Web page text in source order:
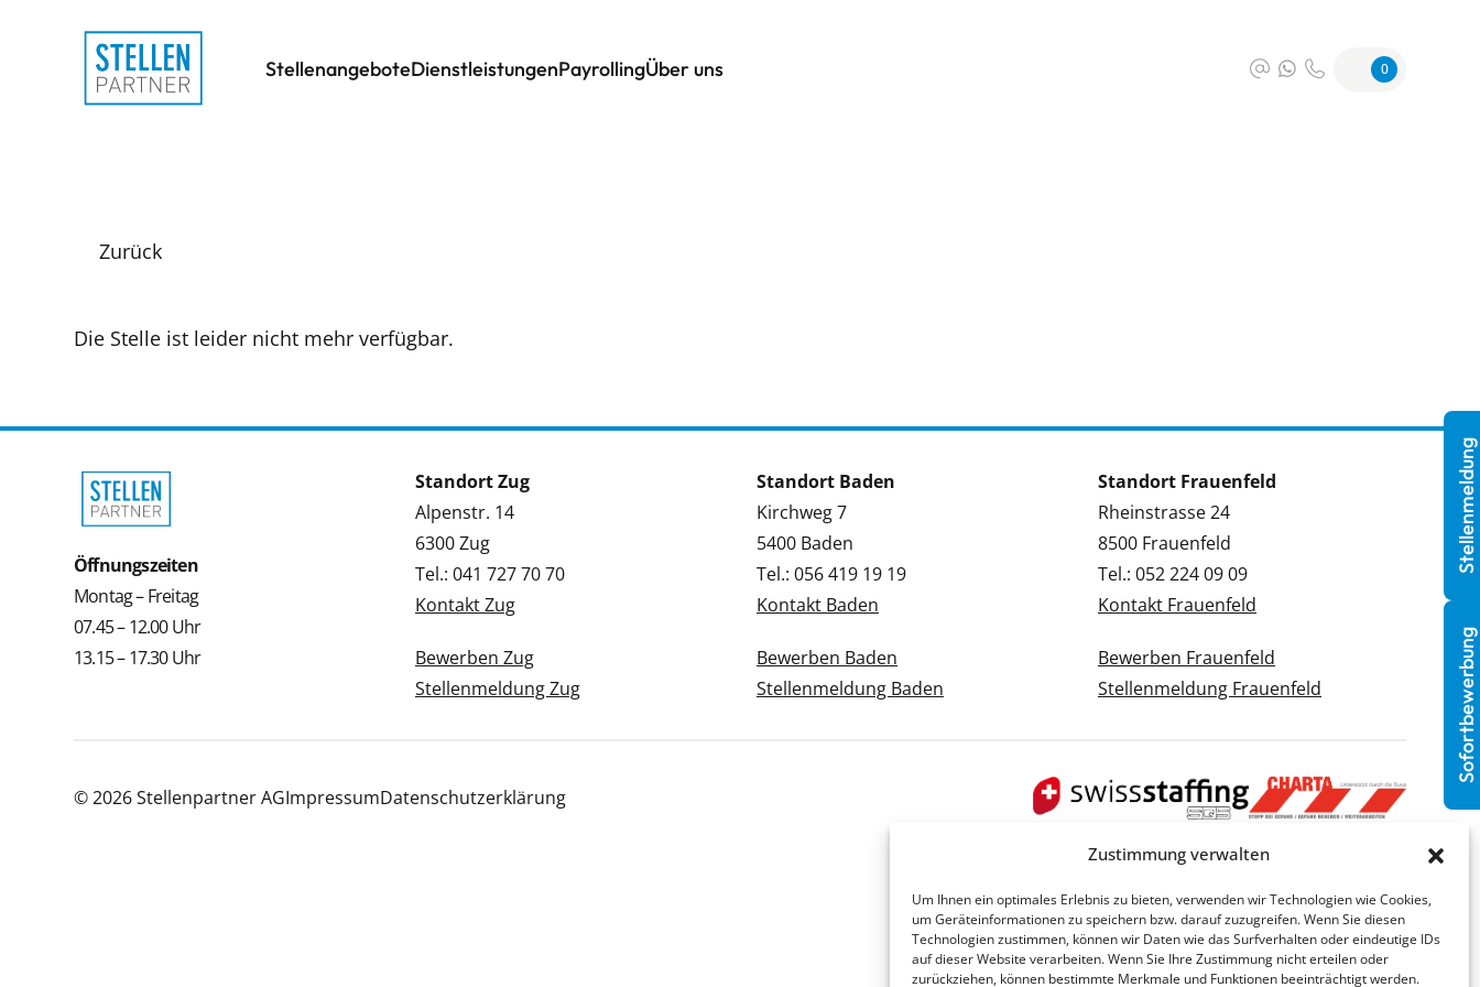
Zustimmung verwalten
Um Ihnen ein optimales Erlebnis zu bieten, verwenden wir Technologien wie Cookies,
um Geräteinformationen zu speichern bzw. darauf zuzugreifen. Wenn Sie diesen
Technologien zustimmen, können wir Daten wie das Surfverhalten oder eindeutige IDs
auf dieser Website verarbeiten. Wenn Sie Ihre Zustimmung nicht erteilen oder
zurückziehen, können bestimmte Merkmale und Funktionen beeinträchtigt werden.
StellenangeboteDienstleistungenPayrollingÜber uns 0
Zurück
Die Stelle ist leider nicht mehr verfügbar.
Öffnungszeiten
Montag – Freitag
07.45 – 12.00 Uhr
13.15 – 17.30 Uhr
Standort Zug
Alpenstr. 14
6300 Zug
Tel.: 041 727 70 70
Kontakt Zug
Bewerben Zug
Stellenmeldung Zug
Standort Baden
Kirchweg 7
5400 Baden
Tel.: 056 419 19 19
Kontakt Baden
Bewerben Baden
Stellenmeldung Baden
Standort Frauenfeld
Rheinstrasse 24
8500 Frauenfeld
Tel.: 052 224 09 09
Kontakt Frauenfeld
Bewerben Frauenfeld
Stellenmeldung Frauenfeld
© 2026 Stellenpartner AGImpressumDatenschutzerklärung
Sofortbewerbung
Stellenmeldung